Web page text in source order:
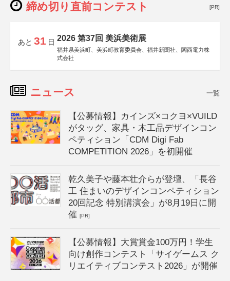
締め切り直前コンテスト [PR]
あと 31 日 2026 第37回 美浜美術展
福井県美浜町、美浜町教育委員会、福井新聞社、関西電力株
式会社
ニュース 一覧
【公募情報】カインズ×コクヨ×VUILD
がタッグ、家具・木工品デザインコン
ペティション「CDM Digi Fab
COMPETITION 2026」を初開催
乾久美子や藤本壮介らが登壇、「長谷
工 住まいのデザインコンペティション
20回記念 特別講演会」が8月19日に開
催[PR]
【公募情報】大賞賞金100万円！学生
向け創作コンテスト「サイゲームス ク
リエイティブコンテスト2026」が開催